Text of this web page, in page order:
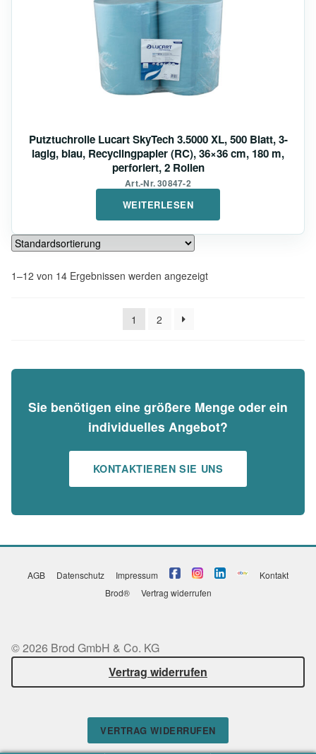
Putztuchrolle Lucart SkyTech 3.5000 XL, 500 Blatt, 3-
lagig, blau, Recyclingpapier (RC), 36×36 cm, 180 m,
perforiert, 2 Rollen
Art.-Nr. 30847-2
WEITERLESEN
1–12 von 14 Ergebnissen werden angezeigt
1 2
Sie benötigen eine größere Menge oder ein
individuelles Angebot?
KONTAKTIEREN SIE UNS
AGB Datenschutz Impressum
Kontakt
Brod®
Vertrag widerrufen
© 2026 Brod GmbH & Co. KG
Vertrag widerrufen
VERTRAG WIDERRUFEN